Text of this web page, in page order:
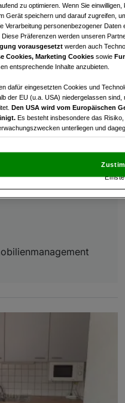
zu optimieren. Wenn Sie
Gerät speichern und darauf zugreifen,
Verarbeitung personenbezogener
Diese Präferenzen werden unseren
vorausgesetzt werden auch
Cookies, Marketing Cookies sowie
entsprechende Inhalte anzubieten.
dafür eingesetzten Cookies und
der EU (u.a. USA) niedergelassen
Den USA wird vom Europäischen
Es besteht insbesondere das
unterliegen und
gegen die Verarbeitung auf der
Einstellungen“, die sich auf jeder Seite
unsere Partner
von Inhalten,